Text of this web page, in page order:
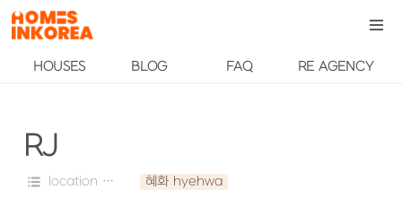
HOUSES BLOG FAQ RE AGENCY
RJ
location 위치 혜화 hyehwa